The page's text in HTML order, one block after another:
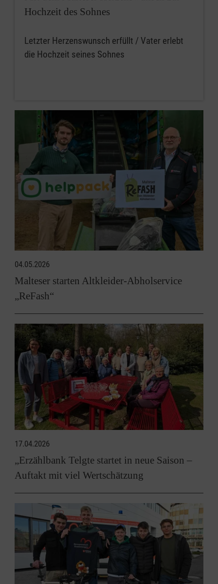
Hochzeit des Sohnes
Letzter Herzenswunsch erfüllt / Vater erlebt
die Hochzeit seines Sohnes
04.05.2026
Malteser starten Altkleider-Abholservice
„ReFash“
17.04.2026
„Erzählbank Telgte startet in neue Saison –
Auftakt mit viel Wertschätzung